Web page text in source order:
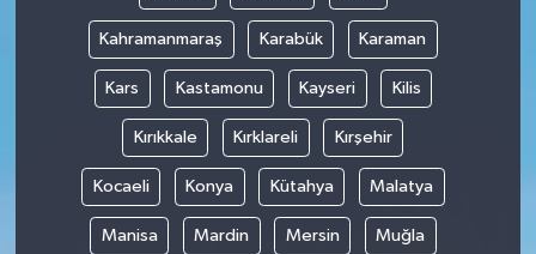
Kahramanmaraş Karabük Karaman
Kars Kastamonu Kayseri Kilis
Kırıkkale Kırklareli Kırşehir
Kocaeli Konya Kütahya Malatya
Manisa Mardin Mersin Muğla